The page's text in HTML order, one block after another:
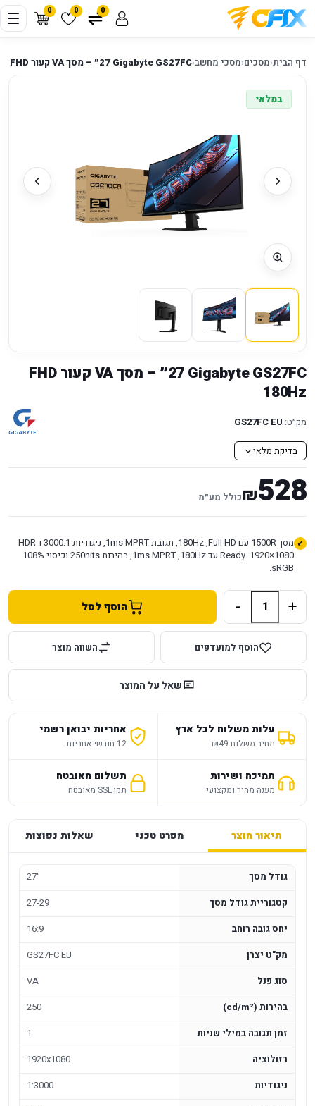
0 0 0
דף הבית‹מסכים‹מסכי מחשב‹Gigabyte GS27FC ‏27״ – מסך VA קעור FHD ‏180Hz
במלאי
Gigabyte GS27FC ‏27״ – מסך VA קעור FHD
מק״ט: GS27FC EU
בדיקת מלאי
528
₪כולל מע״מ
מסך 1500R עם Full HD, ‏180Hz, תגובת 1ms MPRT, ניגודיות 3000:1 ו-HDR
Ready. 1920×1080 עד 180Hz, ‏1ms MPRT, בהירות 250nits וכיסוי 108%
sRGB.
+
- הוסף לסל
הוסף למועדפים השווה מוצר
שאל על המוצר
עלות משלוח לכל ארץ
מחיר משלוח ₪49
אחריות יבואן רשמי
12 חודשי אחריות
תמיכה ושירות
מענה מהיר ומקצועי
תשלום מאובטח
תקן SSL מאובטח
תיאור מוצר מפרט טכני שאלות נפוצות
גודל מסך
27"
קטגוריית גודל מסך
27-29
יחס גובה רוחב
16:9
מק"ט יצרן
GS27FC EU
סוג פנל
VA
בהירות (cd/m²)
250
זמן תגובה במילי שניות
1
רזולוציה
1920x1080
ניגודיות
1:3000